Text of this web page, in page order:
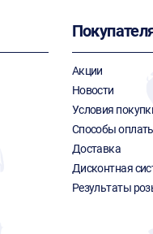
Акции
Новости
Условия
Способы
Доставка
Дисконтная
Результаты